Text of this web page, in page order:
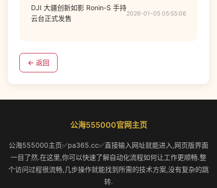
DJI 大疆创新如影 Ronin-S 手持
云台正式发售
2026-01-05 05:55:06
← 返回
公海555000官网主页
公海555000主页✅pa365.cc✅直接输入网址就能进入,网页版界面
一目了然.在这里,你可以快速了解自动化流程如何让工作更顺畅.整
个访问过程很流畅,几步操作就能找到所需的技术方案,没有复杂的跳
转.